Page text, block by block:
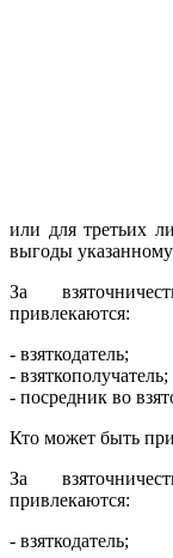
или для третьих
выгоды
За
привлекаются:
- взяткодатель;
- взяткополучатель;
- посредник во
Кто может быть
За
привлекаются:
- взяткодатель;